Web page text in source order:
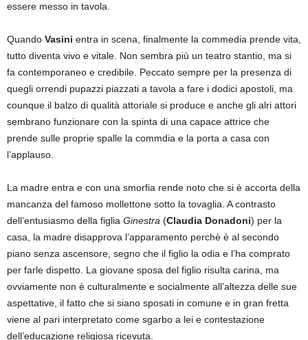
essere messo in tavola.
Quando Vasini entra in scena, finalmente la commedia prende vita,
tutto diventa vivo e vitale. Non sembra più un teatro stantio, ma si
fa contemporaneo e credibile. Peccato sempre per la presenza di
quegli orrendi pupazzi piazzati a tavola a fare i dodici apostoli, ma
counque il balzo di qualità attoriale si produce e anche gli alri attori
sembrano funzionare con la spinta di una capace attrice che
prende sulle proprie spalle la commdia e la porta a casa con
l’applauso.
La madre entra e con una smorfia rende noto che si è accorta della
mancanza del famoso mollettone sotto la tovaglia. A contrasto
dell’entusiasmo della figlia Ginestra (Claudia Donadoni) per la
casa, la madre disapprova l’apparamento perchè è al secondo
piano senza ascensore, segno che il figlio la odia e l’ha comprato
per farle dispetto. La giovane sposa del figlio risulta carina, ma
ovviamente non è culturalmente e socialmente all’altezza delle sue
aspettative, il fatto che si siano sposati in comune e in gran fretta
viene al pari interpretato come sgarbo a lei e contestazione
dell’educazione religiosa ricevuta.